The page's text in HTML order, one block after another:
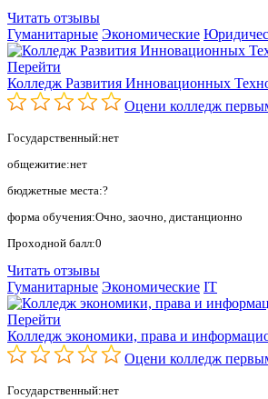
Читать отзывы
Гуманитарные Экономические
Перейти
Колледж Развития Инновационных
Оцени колледж
Государственный:нет
общежитие:нет
бюджетные места:?
форма обучения:Очно, заочно, дистанционно
Проходной балл:0
Читать отзывы
Гуманитарные Экономические IT
Перейти
Колледж экономики, права и
Оцени колледж
Государственный:нет